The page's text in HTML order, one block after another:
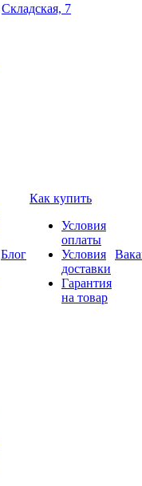
Складская, 7
Блог
Как купить
Условия
оплаты
Условия
доставки
Гарантия
на товар